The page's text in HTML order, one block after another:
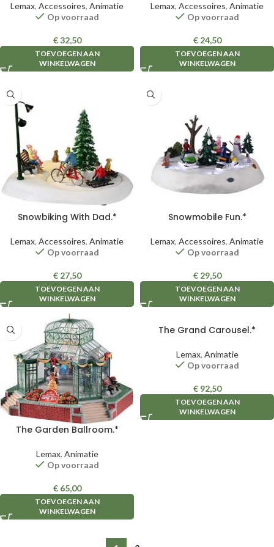
Lemax, Accessoires, Animatie
Op voorraad
€32,50
TOEVOEGEN AAN
WINKELWAGEN
Lemax, Accessoires, Animatie
Op voorraad
€24,50
TOEVOEGEN AAN
WINKELWAGEN
Snowbiking With Dad.*
Lemax, Accessoires, Animatie
Op voorraad
€27,50
TOEVOEGEN AAN
WINKELWAGEN
Snowmobile Fun.*
Lemax, Accessoires, Animatie
Op voorraad
€29,50
TOEVOEGEN AAN
WINKELWAGEN
The Garden Ballroom.*
Lemax, Animatie
Op voorraad
€65,00
TOEVOEGEN AAN
WINKELWAGEN
The Grand Carousel.*
Lemax, Animatie
Op voorraad
€92,50
TOEVOEGEN AAN
WINKELWAGEN